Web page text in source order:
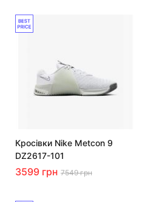
Кросівки Nike Metcon 9
DZ2617-101
3599 грн 7549 грн